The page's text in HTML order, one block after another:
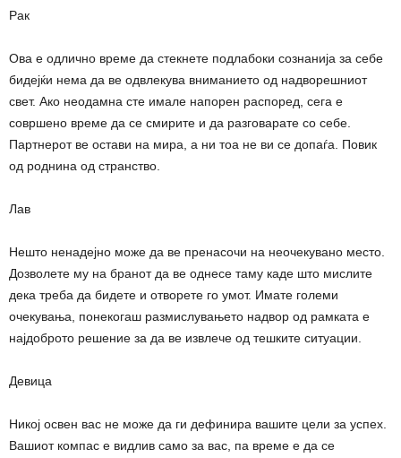
Рак
Ова е одлично време да стекнете подлабоки сознанија за себе
бидејќи нема да ве одвлекува вниманието од надворешниот
свет. Ако неодамна сте имале напорен распоред, сега е
совршено време да се смирите и да разговарате со себе.
Партнерот ве остави на мира, а ни тоа не ви се допаѓа. Повик
од роднина од странство.
Лав
Нешто ненадејно може да ве пренасочи на неочекувано место.
Дозволете му на бранот да ве однесе таму каде што мислите
дека треба да бидете и отворете го умот. Имате големи
очекувања, понекогаш размислувањето надвор од рамката е
најдоброто решение за да ве извлече од тешките ситуации.
Девица
Никој освен вас не може да ги дефинира вашите цели за успех.
Вашиот компас е видлив само за вас, па време е да се